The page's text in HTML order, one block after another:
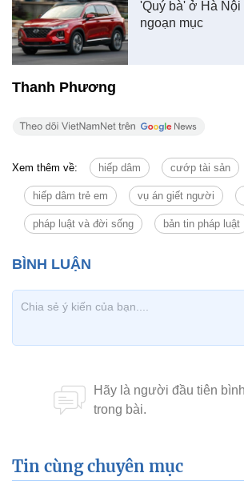
'Quý bà' ở Hà
ngoạn mục
Thanh Phương
Xem thêm về: hiếp dâm cướp tài sản
hiếp dâm trẻ em vụ án giết người
pháp luật và đời sống bản tin pháp luật
Tin cùng chuyên mục